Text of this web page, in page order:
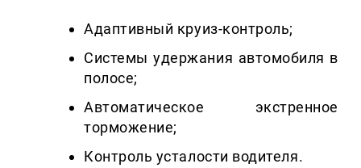
Адаптивный круиз-контроль;
Системы удержания автомобиля в
полосе;
Автоматическое экстренное
торможение;
Контроль усталости водителя.